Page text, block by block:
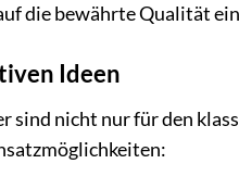
die bewährte Qualität
Ideen
nicht nur für den